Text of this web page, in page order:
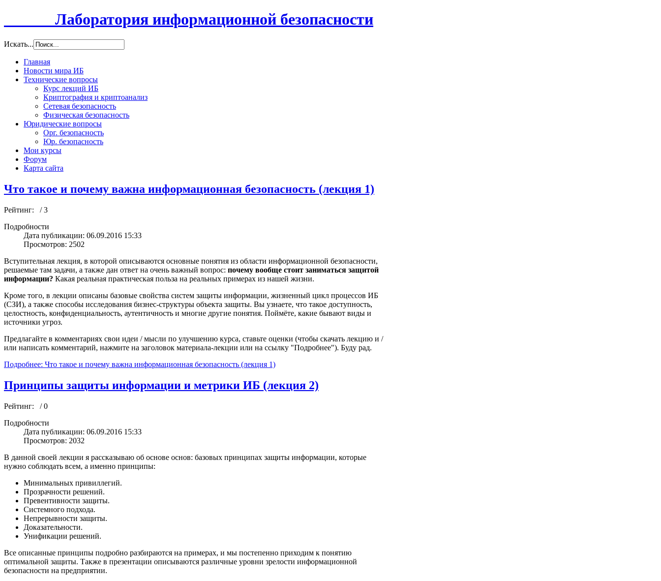
Лаборатория информационной безопасности
Искать...
Главная
Новости мира ИБ
Технические вопросы
Курс лекций ИБ
Криптография и криптоанализ
Сетевая безопасность
Физическая безопасность
Юридические вопросы
Орг. безопасность
Юр. безопасность
Мои курсы
Форум
Карта сайта
Что такое и почему важна информационная безопасность (лекция 1)
Рейтинг:
/ 3
Подробности
Дата публикации: 06.09.2016 15:33
Просмотров: 2502
Вступительная лекция, в которой описываются основные понятия из области информационной безопасности,
решаемые там задачи, а также дан ответ на очень важный вопрос: почему вообще стоит заниматься защитой
информации? Какая реальная практическая польза на реальных примерах из нашей жизни.
Кроме того, в лекции описаны базовые свойства систем защиты информации, жизненный цикл процессов ИБ
(СЗИ), а также способы исследования бизнес-структуры объекта защиты. Вы узнаете, что такое доступность,
целостность, конфиденциальность, аутентичность и многие другие понятия. Поймёте, какие бывают виды и
источники угроз.
Предлагайте в комментариях свои идеи / мысли по улучшению курса, ставьте оценки (чтобы скачать лекцию и /
или написать комментарий, нажмите на заголовок материала-лекции или на ссылку "Подробнее"). Буду рад.
Подробнее: Что такое и почему важна информационная безопасность (лекция 1)
Принципы защиты информации и метрики ИБ (лекция 2)
Рейтинг:
/ 0
Подробности
Дата публикации: 06.09.2016 15:33
Просмотров: 2032
В данной своей лекции я рассказываю об основе основ: базовых принципах защиты информации, которые
нужно соблюдать всем, а именно принципы:
Минимальных привиллегий.
Прозрачности решений.
Превентивности защиты.
Системного подхода.
Непрерывности защиты.
Доказательности.
Унификации решений.
Все описанные принципы подробно разбираются на примерах, и мы постепенно приходим к понятию
оптимальной защиты. Также в презентации описываются различные уровни зрелости информационной
безопасности на предприятии.